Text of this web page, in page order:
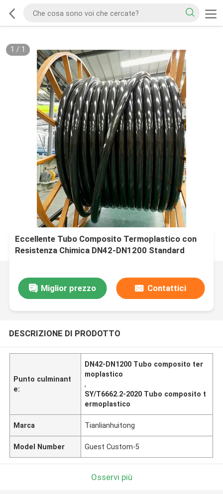
1 / 1
Eccellente Tubo Composito Termoplastico con
Resistenza Chimica DN42-DN1200 Standard
Miglior prezzo Contattici
DESCRIZIONE DI PRODOTTO
Punto culminant
e:
DN42-DN1200 Tubo composito ter
moplastico
,
SY/T6662.2-2020 Tubo composito t
ermoplastico
Marca Tianlianhuitong
Model Number Guest Custom-5
Osservi più